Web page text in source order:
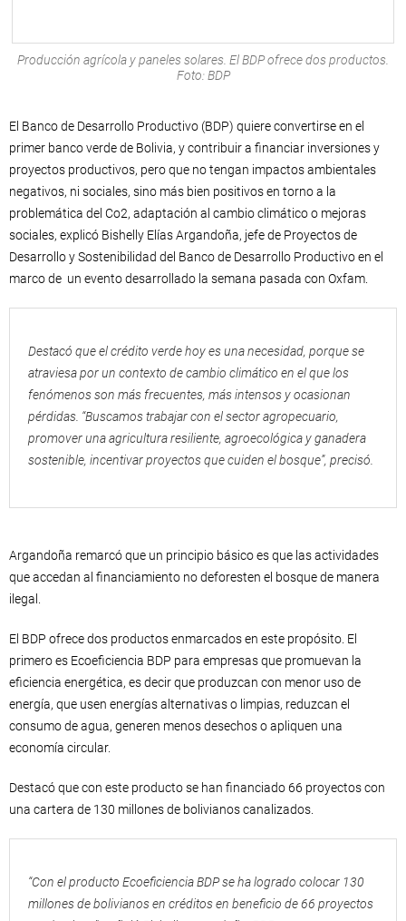
Producción agrícola y paneles solares. El BDP ofrece dos productos.
Foto: BDP
El Banco de Desarrollo Productivo (BDP) quiere convertirse en el
primer banco verde de Bolivia, y contribuir a financiar inversiones y
proyectos productivos, pero que no tengan impactos ambientales
negativos, ni sociales, sino más bien positivos en torno a la
problemática del Co2, adaptación al cambio climático o mejoras
sociales, explicó Bishelly Elías Argandoña, jefe de Proyectos de
Desarrollo y Sostenibilidad del Banco de Desarrollo Productivo en el
marco de un evento desarrollado la semana pasada con Oxfam.
Destacó que el crédito verde hoy es una necesidad, porque se
atraviesa por un contexto de cambio climático en el que los
fenómenos son más frecuentes, más intensos y ocasionan
pérdidas. “Buscamos trabajar con el sector agropecuario,
promover una agricultura resiliente, agroecológica y ganadera
sostenible, incentivar proyectos que cuiden el bosque”, precisó.
Argandoña remarcó que un principio básico es que las actividades
que accedan al financiamiento no deforesten el bosque de manera
ilegal.
El BDP ofrece dos productos enmarcados en este propósito. El
primero es Ecoeficiencia BDP para empresas que promuevan la
eficiencia energética, es decir que produzcan con menor uso de
energía, que usen energías alternativas o limpias, reduzcan el
consumo de agua, generen menos desechos o apliquen una
economía circular.
Destacó que con este producto se han financiado 66 proyectos con
una cartera de 130 millones de bolivianos canalizados.
“Con el producto Ecoeficiencia BDP se ha logrado colocar 130
millones de bolivianos en créditos en beneficio de 66 proyectos